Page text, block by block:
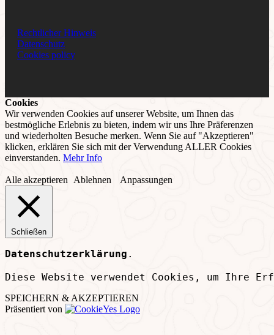
Rechtlicher Hinweis
Datenschutz
Cookies policy
Cookies
Wir verwenden Cookies auf unserer Website, um Ihnen das
bestmögliche Erlebnis zu bieten, indem wir uns Ihre Präferenzen
und wiederholten Besuche merken. Wenn Sie auf "Akzeptieren"
klicken, erklären Sie sich mit der Verwendung ALLER Cookies
einverstanden. Mehr Info
Alle akzeptieren Ablehnen Anpassungen
Schließen
Datenschutzerklärung .
Diese Website verwendet Cookies, um Ihre
SPEICHERN & AKZEPTIEREN
Präsentiert von